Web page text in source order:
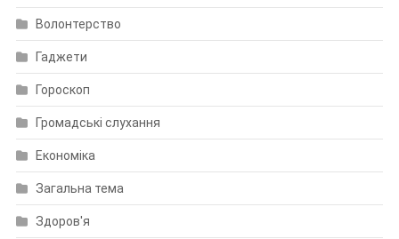
Волонтерство
Гаджети
Гороскоп
Громадські слухання
Економіка
Загальна тема
Здоров'я